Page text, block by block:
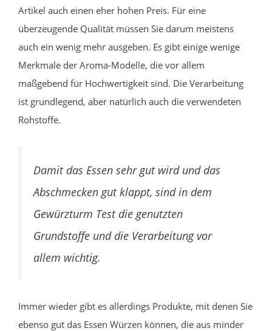
Artikel auch einen eher hohen Preis. Für eine
überzeugende Qualität müssen Sie darum meistens
auch ein wenig mehr ausgeben. Es gibt einige wenige
Merkmale der Aroma-Modelle, die vor allem
maßgebend für Hochwertigkeit sind. Die Verarbeitung
ist grundlegend, aber natürlich auch die verwendeten
Rohstoffe.
Damit das Essen sehr gut wird und das
Abschmecken gut klappt, sind in dem
Gewürzturm Test die genutzten
Grundstoffe und die Verarbeitung vor
allem wichtig.
Immer wieder gibt es allerdings Produkte, mit denen Sie
ebenso gut das Essen Würzen können, die aus minder